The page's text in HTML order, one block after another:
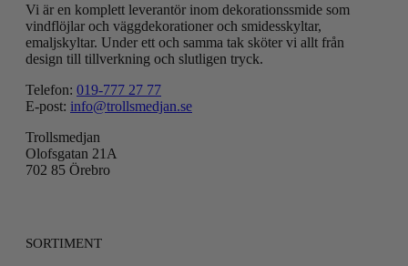
Vi är en komplett leverantör inom dekorationssmide som
vindflöjlar och väggdekorationer och smidesskyltar,
emaljskyltar. Under ett och samma tak sköter vi allt från
design till tillverkning och slutligen tryck.
Telefon: 019-777 27 77
E-post: info@trollsmedjan.se
Trollsmedjan
Olofsgatan 21A
702 85 Örebro
SORTIMENT